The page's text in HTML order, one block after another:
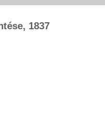
1837